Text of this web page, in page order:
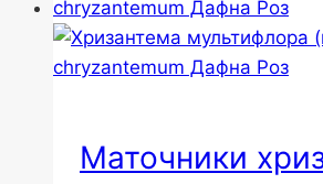
Маточники